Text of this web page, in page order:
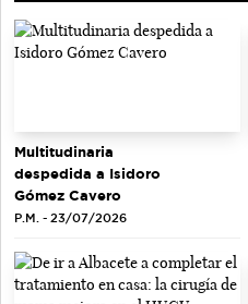
Multitudinaria
despedida a Isidoro
Gómez Cavero
P.M. - 23/07/2026